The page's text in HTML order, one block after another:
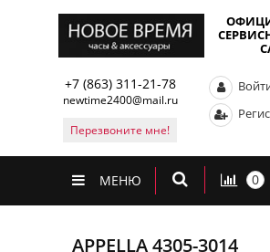
+7 (863) 311-21-78
newtime2400@mail.ru
Перезвоните мне!
МЕНЮ 0
APPELLA 4305-3014